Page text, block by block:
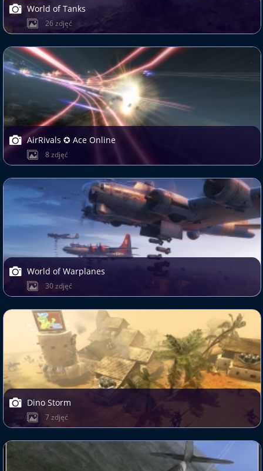
World of Tanks
26 zdjęć
AirRivals ✪ Ace Online
8 zdjęć
World of Warplanes
30 zdjęć
Dino Storm
7 zdjęć